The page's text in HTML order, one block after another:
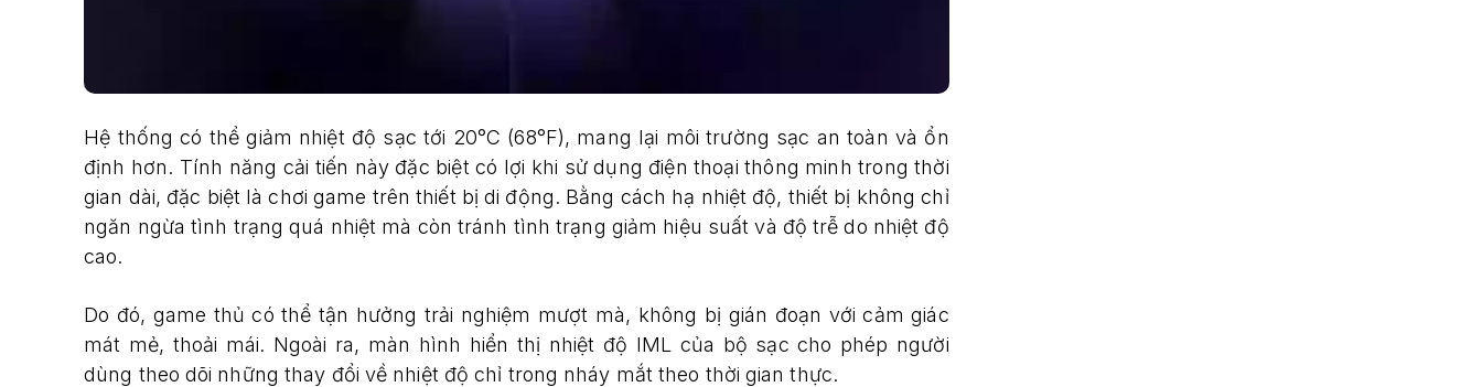
Hệ thống có thể giảm nhiệt độ sạc tới 20°C (68°F), mang lại môi trường sạc an toàn và ổn
định hơn. Tính năng cải tiến này đặc biệt có lợi khi sử dụng điện thoại thông minh trong thời
gian dài, đặc biệt là chơi game trên thiết bị di động. Bằng cách hạ nhiệt độ, thiết bị không chỉ
ngăn ngừa tình trạng quá nhiệt mà còn tránh tình trạng giảm hiệu suất và độ trễ do nhiệt độ
cao.
Do đó, game thủ có thể tận hưởng trải nghiệm mượt mà, không bị gián đoạn với cảm giác
mát mẻ, thoải mái. Ngoài ra, màn hình hiển thị nhiệt độ IML của bộ sạc cho phép người
dùng theo dõi những thay đổi về nhiệt độ chỉ trong nháy mắt theo thời gian thực.